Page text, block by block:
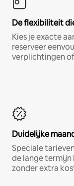
De flexibiliteit
Kies je exacte
reserveer
verplichtingen
Duidelijke
Speciale
de lange termijn
zonder extra